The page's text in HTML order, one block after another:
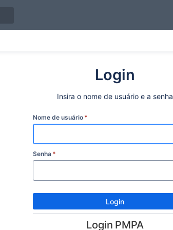
Login
Insira o nome de usuário e a senha
Nome de usuário *
Senha *
Login
Login PMPA